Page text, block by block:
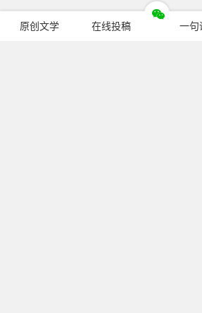
原创文学 在线投稿 一句